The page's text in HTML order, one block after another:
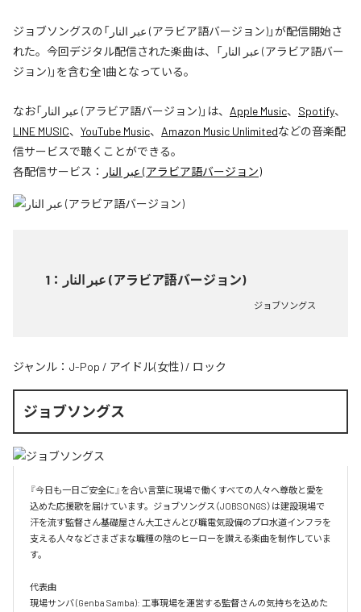
ジョブソングスの「عبر النار (アラビア語バージョン)」が配信開始さ
れた。今回デジタル配信された楽曲は、「عبر النار (アラビア語バー
ジョン)」を含む全1曲となっている。
なお「 عبر النار (アラビア語バージョン)」は、 Apple Music、 Spotify、
LINE MUSIC、 YouTube Music、 Amazon Music Unlimitedなどの音楽配
信サービスで聴くことができる。
各配信サービス：
عبر النار (アラビア語バージョン)
1 ： عبر النار (アラビア語バージョン)
ジョブソングス
ジャンル： J-Pop / アイドル(女性) / ロック
ジョブソングス
『今日も一日ご安全に』を合い言葉に現場で働くすべての人々へ尊敬と愛を
込めた応援歌を届けています。ジョブソングス（JOBSONGS）は建設現場で
汗を流す監督さん基礎屋さん大工さんとび職電気設備のプロ水道インフラを
支える人々などさまざまな職種の陰のヒーローを讃える楽曲を制作していま
す。
代表曲
現場サンバ (Genba Samba): 工事現場を運営する監督さんの気持ちを込めた